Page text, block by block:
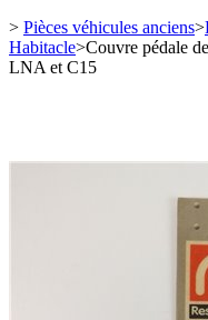
> Pièces véhicules anciens>
Habitacle>Couvre pédale
LNA et C15